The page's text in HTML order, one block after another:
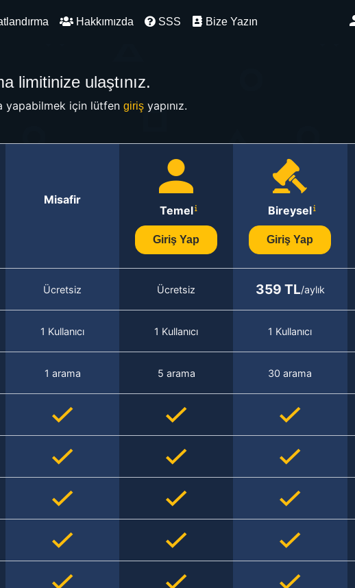
Hakkımızda SSS Bize Yazın
limitinize ulaştınız.
yapabilmek için lütfen girişyapınız.
Misafir
Temel
Giriş Yap
Bireysel
Giriş Yap
Ücretsiz Ücretsiz 359 TL/aylık
1 Kullanıcı 1 Kullanıcı 1 Kullanıcı
1 arama 5 arama 30 arama